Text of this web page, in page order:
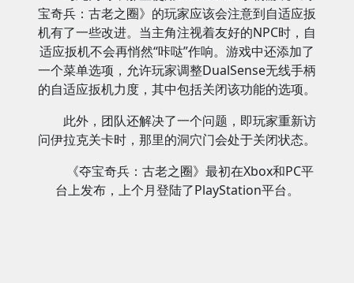
宝奇兵：古老之圈》的玩家应该会注意到自适应扳
机有了一些改进。当主角注视着友好的NPC时，自
适应扳机不会再悄然“咔哒”作响。游戏中还添加了
一个菜单选项，允许玩家调整DualSense无线手柄
的自适应扳机力度，其中包括关闭该功能的选项。
此外，团队还解决了一个问题，即玩家重新访
问伊拉克关卡时，那里的洞穴门会处于关闭状态。
《夺宝奇兵：古老之圈》最初在Xbox和PC平
台上发布，上个月登陆了PlayStation平台。